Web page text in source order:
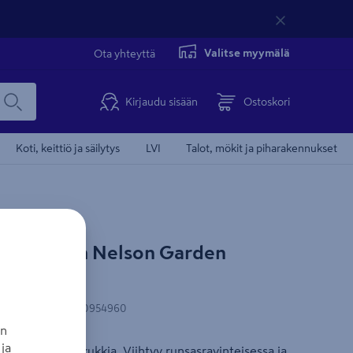
Ota yhteyttä Valitse myymälä
Kirjaudu sisään Ostoskori
Koti, keittiö ja säilytys LVI Talot, mökit ja piharakennukset
siemen Nelson Garden
7312600954960